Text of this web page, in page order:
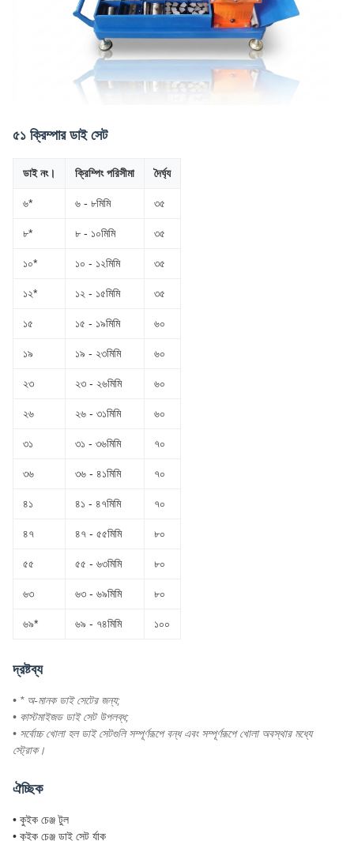
৫১ ক্রিম্পার ডাই সেট
ডাই নং। ক্রিম্পিং পরিসীমা দৈর্ঘ্য
৬* ৬ - ৮মিমি ৩৫
৮* ৮ - ১০মিমি ৩৫
১০* ১০ - ১২মিমি ৩৫
১২* ১২ - ১৫মিমি ৩৫
১৫ ১৫ - ১৯মিমি ৬০
১৯ ১৯ - ২৩মিমি ৬০
২৩ ২৩ - ২৬মিমি ৬০
২৬ ২৬ - ৩১মিমি ৬০
৩১ ৩১ - ৩৬মিমি ৭০
৩৬ ৩৬ - ৪১মিমি ৭০
৪১ ৪১ - ৪৭মিমি ৭০
৪৭ ৪৭ - ৫৫মিমি ৮০
৫৫ ৫৫ - ৬৩মিমি ৮০
৬৩ ৬৩ - ৬৯মিমি ৮০
৬৯* ৬৯ - ৭৪মিমি ১০০
দ্রষ্টব্য
• * অ-মানক ডাই সেটের জন্য;
• কাস্টমাইজড ডাই সেট উপলব্ধ;
• সর্বোচ্চ খোলা হল ডাই সেটগুলি সম্পূর্ণরূপে বন্ধ এবং সম্পূর্ণরূপে খোলা অবস্থার মধ্যে
স্ট্রোক।
ঐচ্ছিক
• কুইক চেঞ্জ টুল
• কুইক চেঞ্জ ডাই সেট র্যাক